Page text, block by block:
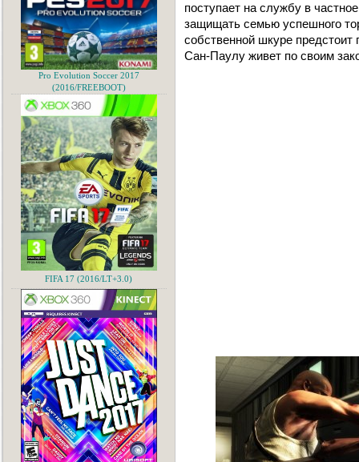
поступает на службу в
защищать семью успешного
собственной шкуре
Сан-Паулу живет по своим
Pro Evolution Soccer 2017
(2016/FREEBOOT)
FIFA 17 (2016/LT+3.0)